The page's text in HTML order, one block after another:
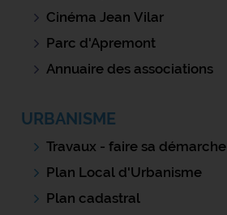
Cinéma Jean Vilar
Parc d'Apremont
Annuaire des associations
URBANISME
Travaux - faire sa démarche
Plan Local d'Urbanisme
Plan cadastral